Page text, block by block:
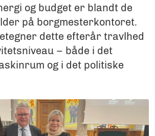
og budget er blandt de
på borgmesterkontoret.
dette efterår travlhed
– både i det
og i det politiske